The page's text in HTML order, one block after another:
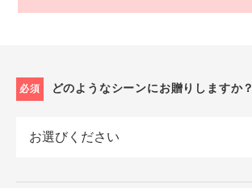
必須 どのようなシーンにお贈りしますか？